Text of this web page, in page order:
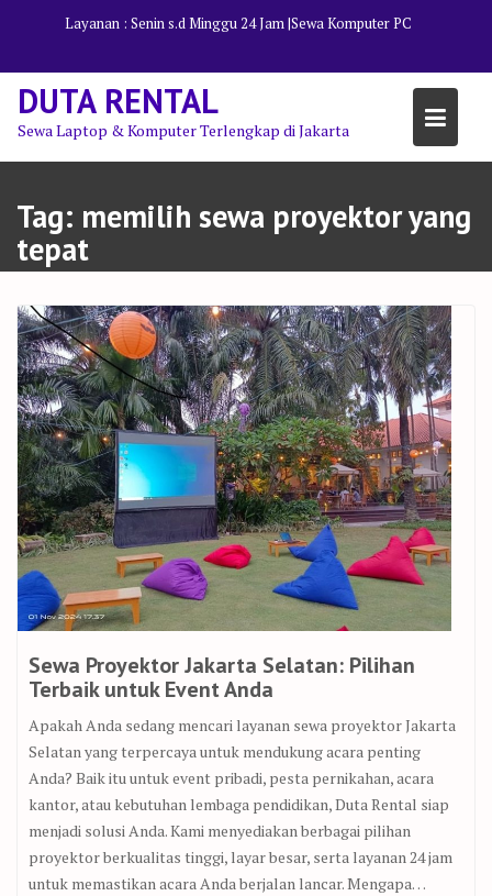
Layanan : Senin s.d Minggu 24 Jam |Sewa Komputer PC
DUTA RENTAL
Sewa Laptop & Komputer Terlengkap di Jakarta
Tag: memilih sewa proyektor yang
tepat
Sewa Proyektor Jakarta Selatan: Pilihan
Terbaik untuk Event Anda
Apakah Anda sedang mencari layanan sewa proyektor Jakarta
Selatan yang terpercaya untuk mendukung acara penting
Anda? Baik itu untuk event pribadi, pesta pernikahan, acara
kantor, atau kebutuhan lembaga pendidikan, Duta Rental siap
menjadi solusi Anda. Kami menyediakan berbagai pilihan
proyektor berkualitas tinggi, layar besar, serta layanan 24 jam
untuk memastikan acara Anda berjalan lancar. Mengapa…